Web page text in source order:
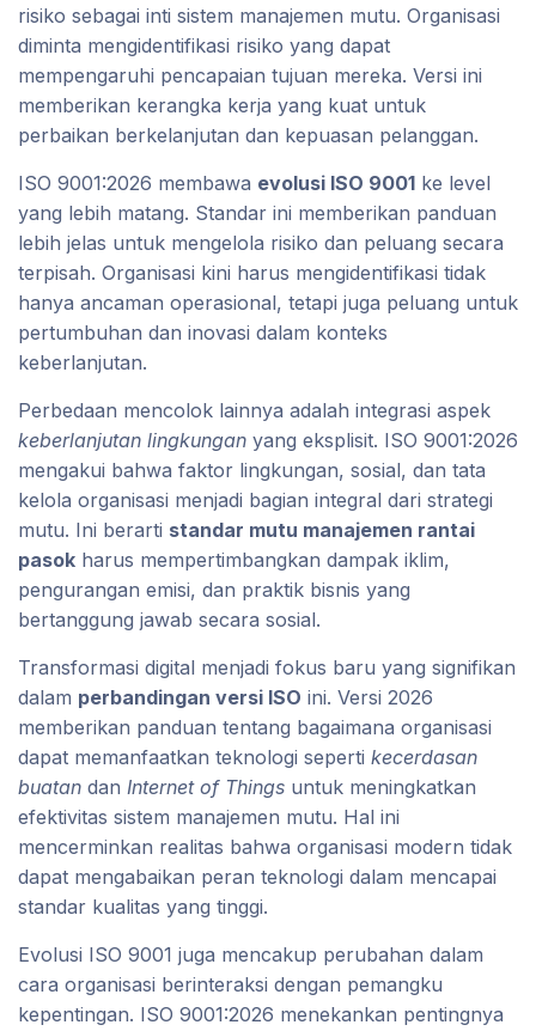
risiko sebagai inti sistem manajemen mutu. Organisasi
diminta mengidentifikasi risiko yang dapat
mempengaruhi pencapaian tujuan mereka. Versi ini
memberikan kerangka kerja yang kuat untuk
perbaikan berkelanjutan dan kepuasan pelanggan.
ISO 9001:2026 membawa evolusi ISO 9001 ke level
yang lebih matang. Standar ini memberikan panduan
lebih jelas untuk mengelola risiko dan peluang secara
terpisah. Organisasi kini harus mengidentifikasi tidak
hanya ancaman operasional, tetapi juga peluang untuk
pertumbuhan dan inovasi dalam konteks
keberlanjutan.
Perbedaan mencolok lainnya adalah integrasi aspek
keberlanjutan lingkungan yang eksplisit. ISO 9001:2026
mengakui bahwa faktor lingkungan, sosial, dan tata
kelola organisasi menjadi bagian integral dari strategi
mutu. Ini berarti standar mutu manajemen rantai
pasok harus mempertimbangkan dampak iklim,
pengurangan emisi, dan praktik bisnis yang
bertanggung jawab secara sosial.
Transformasi digital menjadi fokus baru yang signifikan
dalam perbandingan versi ISO ini. Versi 2026
memberikan panduan tentang bagaimana organisasi
dapat memanfaatkan teknologi seperti kecerdasan
buatan dan Internet of Things untuk meningkatkan
efektivitas sistem manajemen mutu. Hal ini
mencerminkan realitas bahwa organisasi modern tidak
dapat mengabaikan peran teknologi dalam mencapai
standar kualitas yang tinggi.
Evolusi ISO 9001 juga mencakup perubahan dalam
cara organisasi berinteraksi dengan pemangku
kepentingan. ISO 9001:2026 menekankan pentingnya